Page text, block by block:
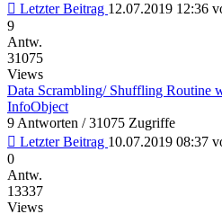
Letzter Beitrag 12.07.2019 12:36
9
Antw.
31075
Views
Data Scrambling/ Shuffling Routine
InfoObject
9 Antworten / 31075 Zugriffe
Letzter Beitrag 10.07.2019 08:37
0
Antw.
13337
Views